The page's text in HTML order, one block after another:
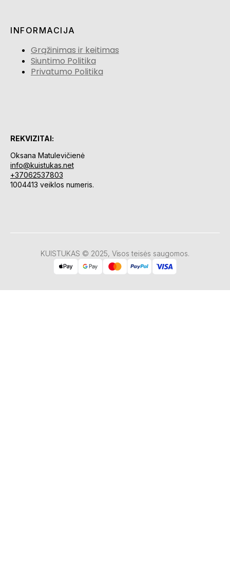
INFORMACIJA
Grąžinimas ir keitimas
Siuntimo Politika
Privatumo Politika
REKVIZITAI:
Oksana Matulevičienė
info@kuistukas.net
+37062537803
1004413 veiklos numeris.
KUISTUKAS © 2025, Visos teisės saugomos.